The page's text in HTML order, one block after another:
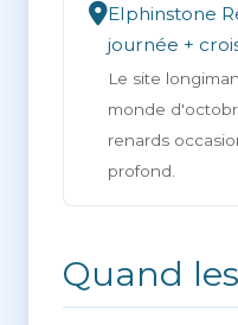
Elphinstone
journée +
Le site
monde
renards
profond.
Quand